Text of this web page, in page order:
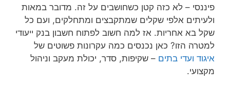
פיננסי – לא כזה קטן כשחושבים על זה. מדובר במאות
ולעיתים אלפי שקלים שמתקבצים ומתחלקים, ועם כל
שקל בא אחריות. אז למה חשוב לפתוח חשבון בנק ייעודי
למטרה הזו? כאן נכנסים כמה עקרונות פשוטים של
איגוד ועדי בתים – שקיפות, סדר, יכולת מעקב וניהול
מקצועי.